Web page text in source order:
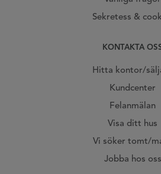
Sekretess &
KONTAKTA
Hitta kontor/
Kundcenter
Felanmälan
Visa ditt hus
Vi söker tomt/
Jobba hos oss